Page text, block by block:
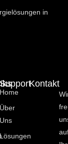
in
Support
Home
Über
Uns
Lösungen
Kontakt